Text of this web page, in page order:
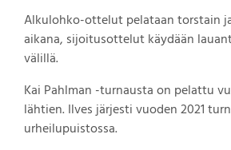
Alkulohko-ottelut pelataan torstain
aikana, sijoitusottelut käydään
välillä.
Kai Pahlman -turnausta on pelattu
lähtien. Ilves järjesti vuoden 2021
urheilupuistossa.